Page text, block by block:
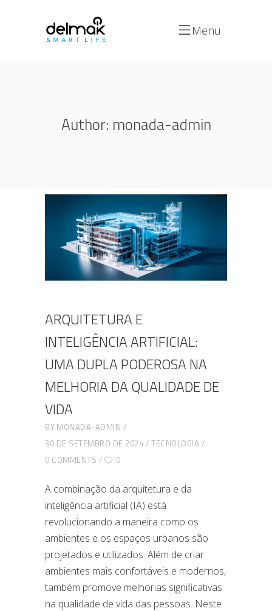
Menu
Author: monada-admin
ARQUITETURA E
INTELIGÊNCIA ARTIFICIAL:
UMA DUPLA PODEROSA NA
MELHORIA DA QUALIDADE DE
VIDA
BY MONADA-ADMIN
30 DE SETEMBRO DE 2024
TECNOLOGIA
0 COMMENTS
0
A combinação da arquitetura e da
inteligência artificial (IA) está
revolucionando a maneira como os
ambientes e os espaços urbanos são
projetados e utilizados. Além de criar
ambientes mais confortáveis e modernos,
também promove melhorias significativas
na qualidade de vida das pessoas. Neste